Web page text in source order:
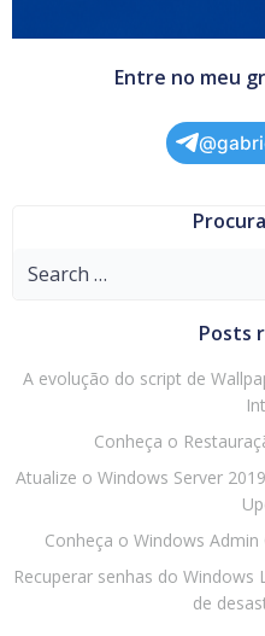
Entre no meu
Search
Posts
A evolução do script de
Conheça o
Atualize o Windows Server
Conheça o Windows
Recuperar senhas do Windows
de